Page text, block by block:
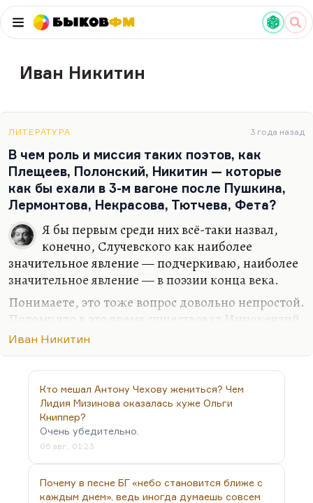
БыковФМ
Иван Никитин
ЛИТЕРАТУРА 3 года назад
В чем роль и миссия таких поэтов, как
Плещеев, Полонский, Никитин — которые
как бы ехали в 3-м вагоне после Пушкина,
Лермонтова, Некрасова, Тютчева, Фета?
Я бы первым среди них всё-таки назвал,
конечно, Случевского как наиболее
значительное явление — подчеркиваю, наиболее
значительное явление — в поэзии конца века.
Понимаете, это тоже вопрос довольно непростой.
Потому что в это время существовал Иннокентий
Анненский — поэт, безусловно, гениальный, из
которого вышла вся русская поэзия XX столетия.
В нем есть всё. Как говорила Ахматова, «в нем
есть даже Хлебников», цитируя некоторые его
почти заумные стихи. Был Фофанов, был Надсон,
был упомянутый Случевский, был поздний Фет.
Были большие поэты — безусловно, большие —
которым эта сугубо прозаическая, зловонная,
страшно пошлая эпоха не дала развернуться и
осуществится.
Иван Никитин
Кто мешал Антону Чехову жениться? Чем
Лидия Мизинова оказалась хуже Ольги
Книппер?
Очень убедительно.
06 авг., 01:23
Почему в песне БГ «небо становится ближе с
каждым днем», ведь иногда думаешь совсем